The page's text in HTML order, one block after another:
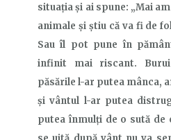
situația și ai spune: „Mai
animale și știu că va fi de
Sau îl pot pune în
infinit mai riscant.
păsările l-ar putea mânca,
și vântul l-ar putea
putea înmulți de o sută de